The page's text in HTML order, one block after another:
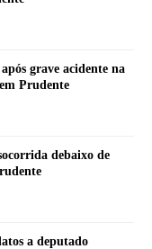
grave acidente na
Prudente
debaixo de
a deputado